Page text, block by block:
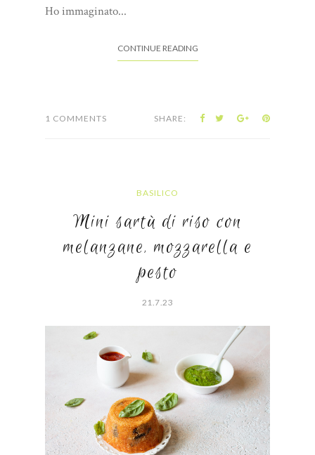
Ho immaginato...
CONTINUE READING
1 COMMENTS SHARE:
BASILICO
Mini sartù di riso con
melanzane, mozzarella e
pesto
21.7.23